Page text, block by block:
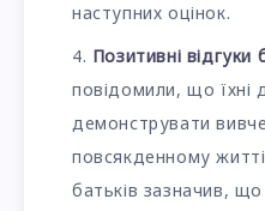
наступних оцінок.
Позитивні відгуки
повідомили, що їхні
демонструвати
повсякденному
батьків зазначив,